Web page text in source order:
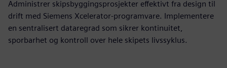
Administrer skipsbyggingsprosjekter effektivt fra design til
drift med Siemens Xcelerator-programvare. Implementere
en sentralisert dataregrad som sikrer kontinuitet,
sporbarhet og kontroll over hele skipets livssyklus.